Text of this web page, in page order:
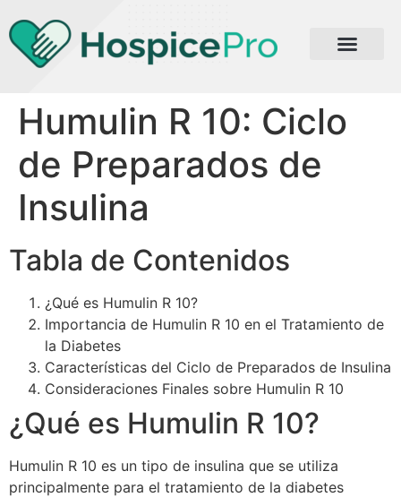
Humulin R 10: Ciclo
de Preparados de
Insulina
Tabla de Contenidos
¿Qué es Humulin R 10?
Importancia de Humulin R 10 en el Tratamiento de
la Diabetes
Características del Ciclo de Preparados de Insulina
Consideraciones Finales sobre Humulin R 10
¿Qué es Humulin R 10?
Humulin R 10 es un tipo de insulina que se utiliza
principalmente para el tratamiento de la diabetes